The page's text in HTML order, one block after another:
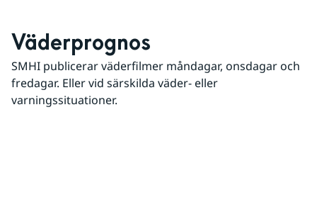
Väderprognos
SMHI publicerar väderfilmer måndagar, onsdagar och
fredagar. Eller vid särskilda väder- eller
varningssituationer.